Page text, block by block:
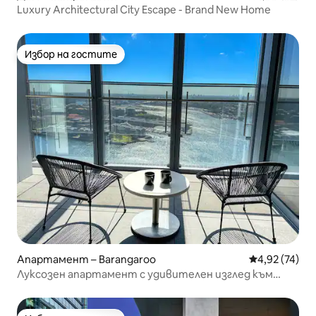
Luxury Architectural City Escape - Brand New Home
Избор на гостите
Избор на гостите
Апартамент – Barangaroo Средна
4,92 (74)
Луксозен апартамент с удивителен изглед към